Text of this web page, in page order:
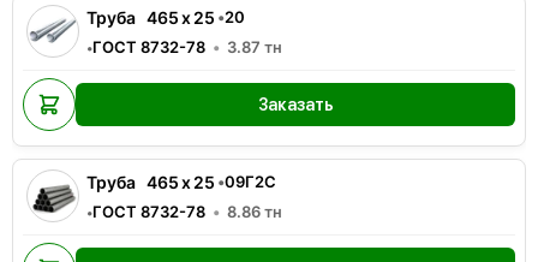
Труба 465x25 •20
•ГОСТ 8732-78 3.87 тн
Заказать
Труба 465x25 •09Г2С
•ГОСТ 8732-78 8.86тн